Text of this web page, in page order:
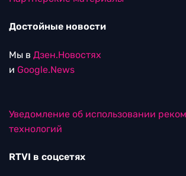
Достойные новости
Мы в Дзен.Новостях
и Google.News
Уведомление об использовании
технологий
RTVI в соцсетях